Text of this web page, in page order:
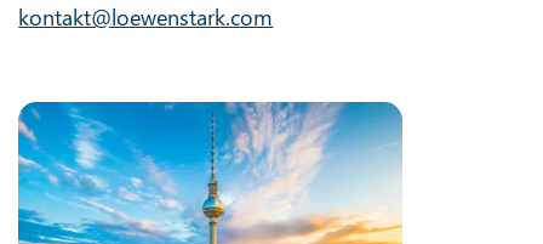
kontakt@loewenstark.com